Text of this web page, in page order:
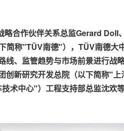
略合作伙伴关系总监Gerard Doll
简称"TÜV南德"）， TÜV南德大
、监管趋势与市场前景进行战
新研究开发总院（以下简称"
术中心"）工程支持部总监沈欢